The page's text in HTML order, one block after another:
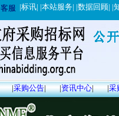
客服 |标讯| |本站服务| |数据回顾| |
|采购公告| |资讯中心| |采